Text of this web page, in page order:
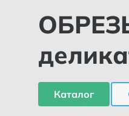
ОБРЕЗЬ и наборы для пиццы мясных
Каталог